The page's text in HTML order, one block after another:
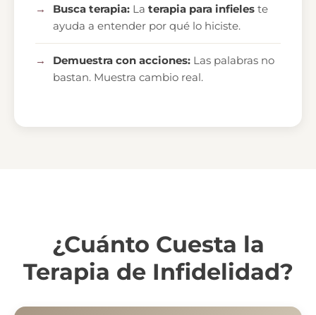
Busca terapia: La terapia para infieles te
ayuda a entender por qué lo hiciste.
Demuestra con acciones: Las palabras no
bastan. Muestra cambio real.
¿Cuánto Cuesta la
Terapia de Infidelidad?